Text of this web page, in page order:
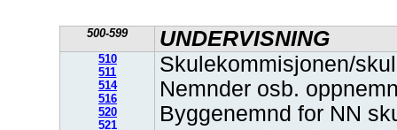
500-599 UNDERVISNING
510
511
514
516
520
521
Skulekommisjonen/
Nemnder osb.
Byggenemnd for NN